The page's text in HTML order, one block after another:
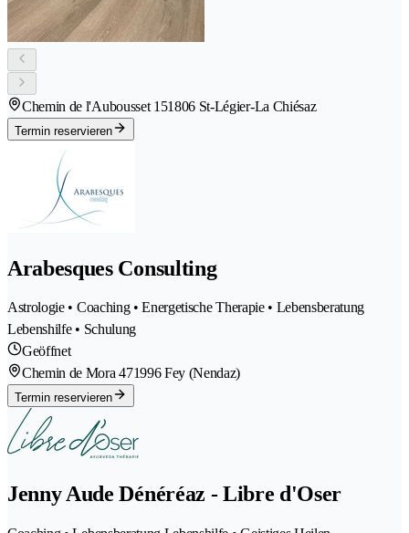
Chemin de l'Aubousset 151806 St-Légier-La Chiésaz
Termin reservieren
Arabesques Consulting
Astrologie • Coaching • Energetische Therapie • Lebensberatung
Lebenshilfe • Schulung
Geöffnet
Chemin de Mora 471996 Fey (Nendaz)
Termin reservieren
Jenny Aude Dénéréaz - Libre d'Oser